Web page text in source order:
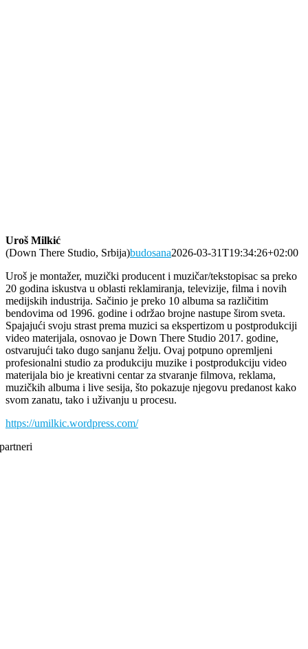
Uroš Milkić
(Down There Studio, Srbija)budosana2026-03-31T19:34:26+02:00
Uroš je montažer, muzički producent i muzičar/tekstopisac sa preko
20 godina iskustva u oblasti reklamiranja, televizije, filma i novih
medijskih industrija. Sačinio je preko 10 albuma sa različitim
bendovima od 1996. godine i održao brojne nastupe širom sveta.
Spajajući svoju strast prema muzici sa ekspertizom u postprodukciji
video materijala, osnovao je Down There Studio 2017. godine,
ostvarujući tako dugo sanjanu želju. Ovaj potpuno opremljeni
profesionalni studio za produkciju muzike i postprodukciju video
materijala bio je kreativni centar za stvaranje filmova, reklama,
muzičkih albuma i live sesija, što pokazuje njegovu predanost kako
svom zanatu, tako i uživanju u procesu.
https://umilkic.wordpress.com/
partneri